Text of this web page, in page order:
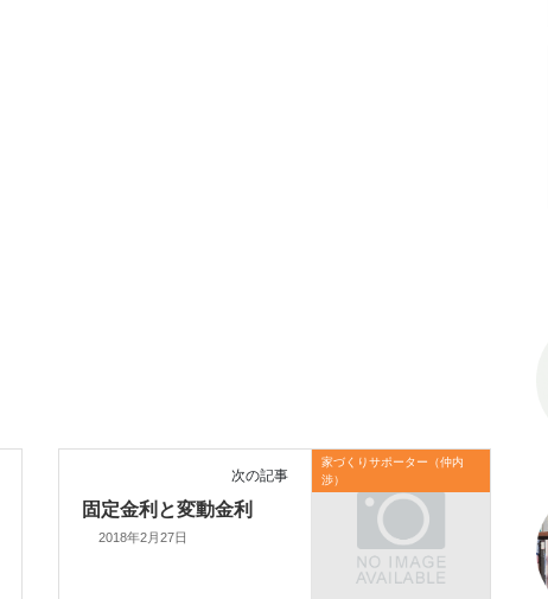
家づくりサポーター（仲内
渉）
次の記事
固定金利と変動金利
2018年2月27日